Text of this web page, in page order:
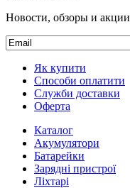
Новости, обзоры и акции
Як купити
Способи оплатити
Служби доставки
Оферта
Каталог
Акумулятори
Батарейки
Зарядні пристрої
Ліхтарі